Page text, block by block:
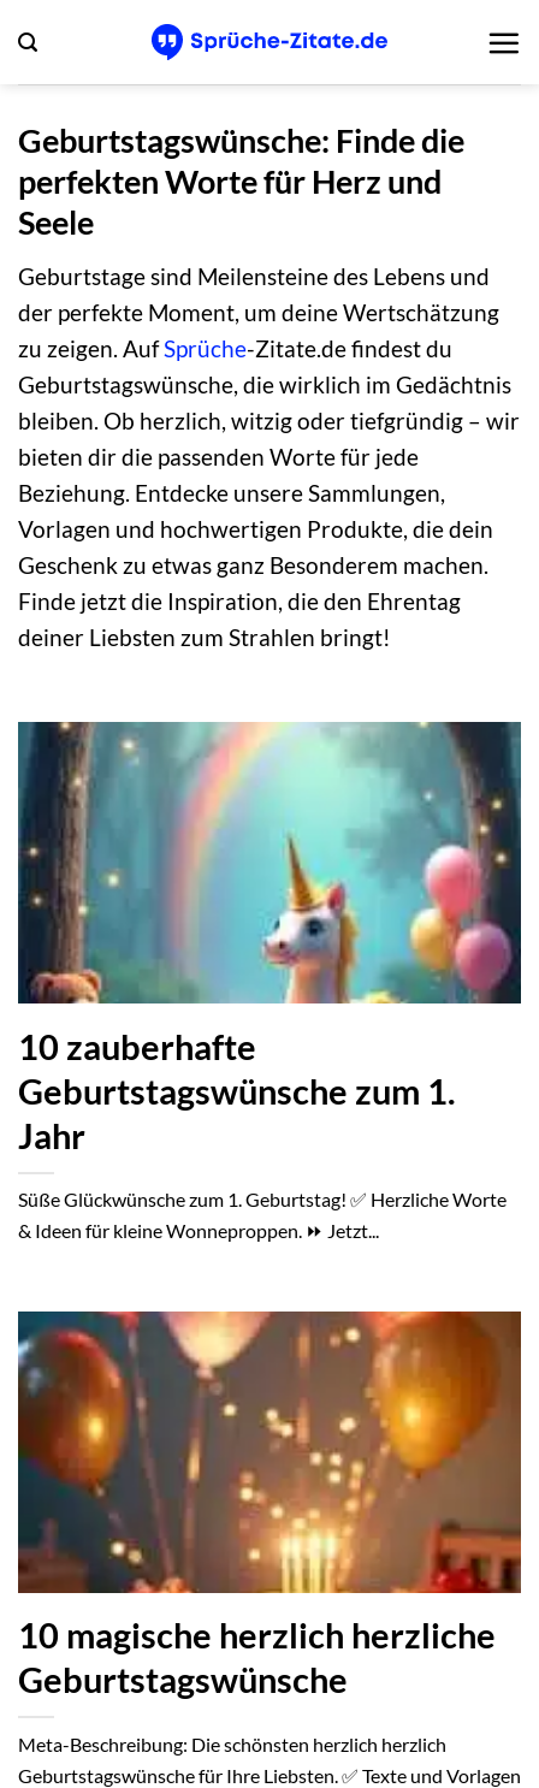
Inhalt
springen
Geburtstagswünsche: Finde die
perfekten Worte für Herz und
Seele
Geburtstage sind Meilensteine des Lebens und
der perfekte Moment, um deine Wertschätzung
zu zeigen. AufSprüche-Zitate.de findest du
Geburtstagswünsche, die wirklich im Gedächtnis
bleiben. Ob herzlich, witzig oder tiefgründig – wir
bieten dir die passenden Worte für jede
Beziehung. Entdecke unsere Sammlungen,
Vorlagen und hochwertigen Produkte, die dein
Geschenk zu etwas ganz Besonderem machen.
Finde jetzt die Inspiration, die den Ehrentag
deiner Liebsten zum Strahlen bringt!
10 zauberhafte
Geburtstagswünsche zum 1.
Jahr
Süße Glückwünsche zum 1. Geburtstag! ✅ Herzliche Worte
& Ideen für kleine Wonneproppen. ⏩ Jetzt...
10 magische herzlich herzliche
Geburtstagswünsche
Meta-Beschreibung: Die schönsten herzlich herzlich
Geburtstagswünsche für Ihre Liebsten. ✅ Texte und Vorlagen